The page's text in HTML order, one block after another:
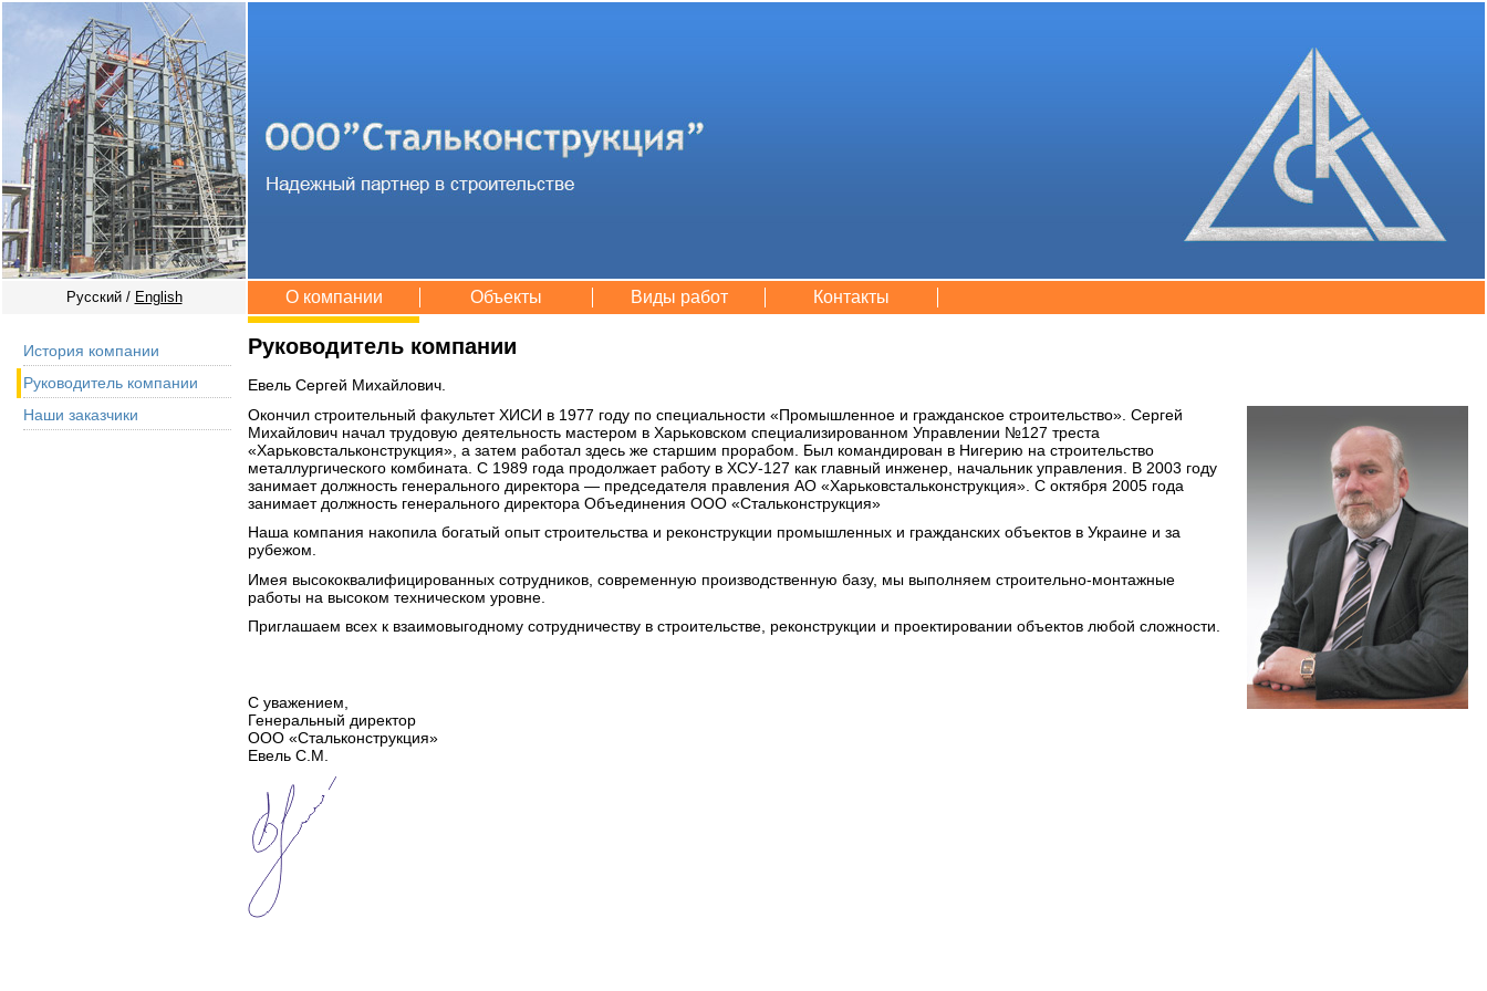
Русский / English О компании Объекты Виды работ Контакты
История компании
Руководитель компании
Наши заказчики
Руководитель компании
Евель Сергей Михайлович.
Окончил строительный факультет ХИСИ в 1977 году по специальности «Промышленное и гражданское строительство». Сергей
Михайлович начал трудовую деятельность мастером в Харьковском специализированном Управлении №127 треста
«Харьковстальконструкция», а затем работал здесь же старшим прорабом. Был командирован в Нигерию на строительство
металлургического комбината. С 1989 года продолжает работу в ХСУ-127 как главный инженер, начальник управления. В 2003 году
занимает должность генерального директора — председателя правления АО «Харьковстальконструкция». С октября 2005 года
занимает должность генерального директора Объединения ООО «Стальконструкция»
Наша компания накопила богатый опыт строительства и реконструкции промышленных и гражданских объектов в Украине и за
рубежом.
Имея высококвалифицированных сотрудников, современную производственную базу, мы выполняем строительно-монтажные
работы на высоком техническом уровне.
Приглашаем всех к взаимовыгодному сотрудничеству в строительстве, реконструкции и проектировании объектов любой сложности.
С уважением,
Генеральный директор
ООО «Стальконструкция»
Евель С.М.